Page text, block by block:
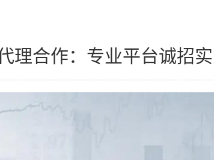
理合作：专业平台诚招实